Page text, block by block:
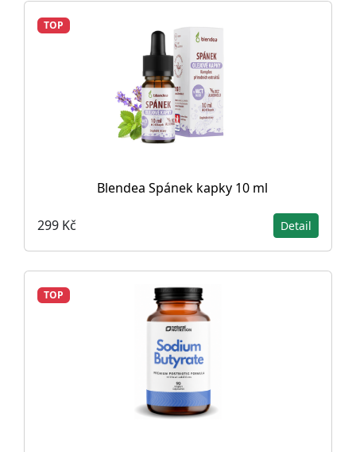
TOP
Blendea Spánek kapky 10 ml
299 Kč Detail
TOP